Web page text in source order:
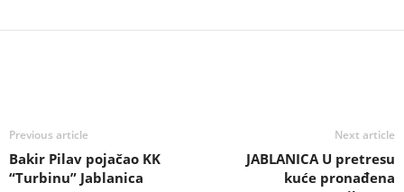
Previous article
Bakir Pilav pojačao KK
“Turbinu” Jablanica
Next article
JABLANICA U pretresu
kuće pronađena